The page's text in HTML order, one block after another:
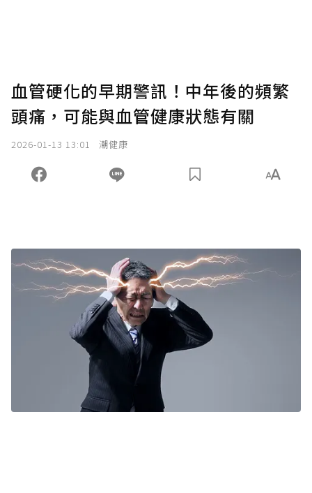
血管硬化的早期警訊！中年後的頻繁
頭痛，可能與血管健康狀態有關
2026-01-13 13:01 潮健康